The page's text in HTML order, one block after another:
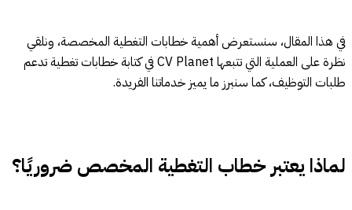
في هذا المقال، سنستعرض أهمية خطابات التغطية المخصصة، ونلقي
نظرة على العملية التي تتبعها CV Planet في كتابة خطابات تغطية تدعم
طلبات التوظيف، كما سنبرز ما يميز خدماتنا الفريدة.
لماذا يعتبر خطاب التغطية المخصص ضروريًا؟